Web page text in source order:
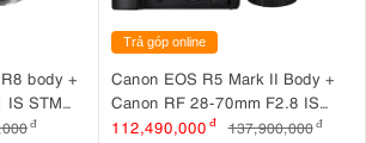
body +
IS STM
đ
Trả góp online
Canon EOS R5 Mark II Body +
Canon RF 28-70mm F2.8 IS
STM
112,490,000 đ 137,900,000 đ